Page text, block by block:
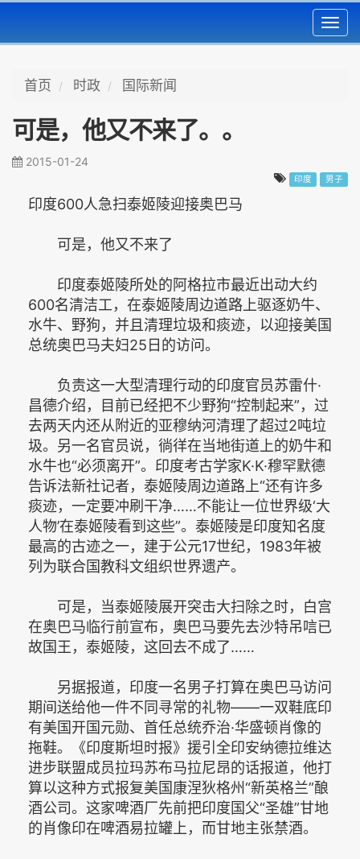
首页 时政 国际新闻
可是，他又不来了。。
2015-01-24
印度 男子
印度600人急扫泰姬陵迎接奥巴马
可是，他又不来了
印度泰姬陵所处的阿格拉市最近出动大约
600名清洁工，在泰姬陵周边道路上驱逐奶牛、
水牛、野狗，并且清理垃圾和痰迹，以迎接美国
总统奥巴马夫妇25日的访问。
负责这一大型清理行动的印度官员苏雷什·
昌德介绍，目前已经把不少野狗“控制起来”，过
去两天内还从附近的亚穆纳河清理了超过2吨垃
圾。另一名官员说，徜徉在当地街道上的奶牛和
水牛也“必须离开”。印度考古学家K·K·穆罕默德
告诉法新社记者，泰姬陵周边道路上“还有许多
痰迹，一定要冲刷干净……不能让一位世界级‘大
人物’在泰姬陵看到这些”。泰姬陵是印度知名度
最高的古迹之一，建于公元17世纪，1983年被
列为联合国教科文组织世界遗产。
可是，当泰姬陵展开突击大扫除之时，白宫
在奥巴马临行前宣布，奥巴马要先去沙特吊唁已
故国王，泰姬陵，这回去不成了……
另据报道，印度一名男子打算在奥巴马访问
期间送给他一件不同寻常的礼物——一双鞋底印
有美国开国元勋、首任总统乔治·华盛顿肖像的
拖鞋。《印度斯坦时报》援引全印安纳德拉维达
进步联盟成员拉玛苏布马拉尼昂的话报道，他打
算以这种方式报复美国康涅狄格州“新英格兰”酿
酒公司。这家啤酒厂先前把印度国父“圣雄”甘地
的肖像印在啤酒易拉罐上，而甘地主张禁酒。